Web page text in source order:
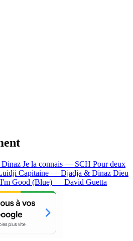
Je la connais — SCH Pour deux
Capitaine — Djadja & Dinaz Dieu
I'm Good (Blue) — David Guetta